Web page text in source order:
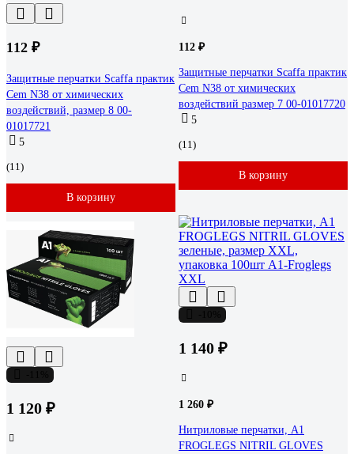
112 ₽
Защитные перчатки Scaffa практик
Cem N38 от химических
воздействий, размер 8 00-
01017721
5
(11)
В корзину
112 ₽
Защитные перчатки Scaffa практик
Cem N38 от химических
воздействий размер 7 00-01017720
5
(11)
В корзину
1 120 ₽
1 140 ₽
1 260 ₽
Нитриловые перчатки, A1
FROGLEGS NITRIL GLOVES